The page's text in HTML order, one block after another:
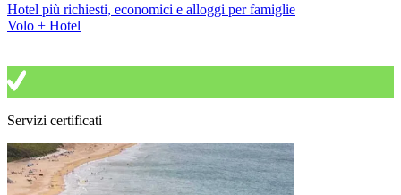
Hotel più richiesti, economici e alloggi per famiglie
Volo + Hotel
Servizi certificati